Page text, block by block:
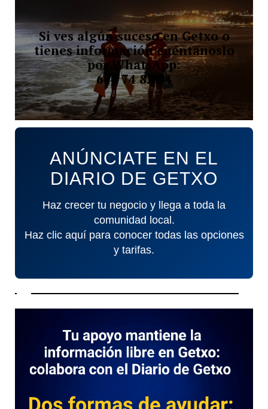
Si ves algún suceso en Getxo o
tienes información cuéntanoslo
por WhatsApp:
644 74 82 84
ANÚNCIATE EN EL
DIARIO DE GETXO
Haz crecer tu negocio y llega a toda la
comunidad local.
Haz clic aquí para conocer todas las opciones
y tarifas.